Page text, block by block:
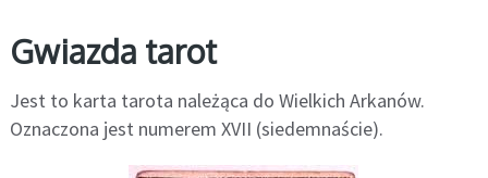
Gwiazda tarot
Jest to karta tarota należąca do Wielkich Arkanów.
Oznaczona jest numerem XVII (siedemnaście).